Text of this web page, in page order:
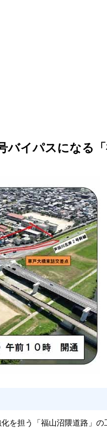
バイパスになる
を担う「福山沼隈道路」の